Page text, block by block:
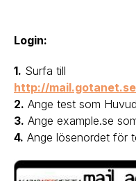
Login:
1. Surfa till
http://
2. Ange test som
3. Ange example.se
4. Ange lösenordet för